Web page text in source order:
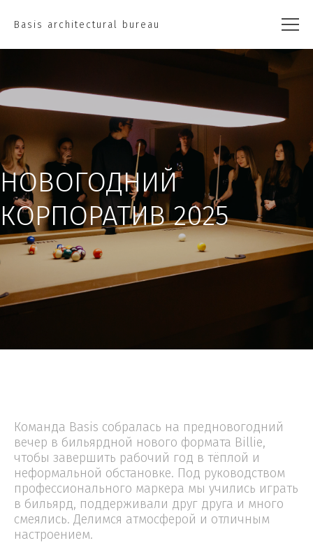
Basis architectural bureau
НОВОГОДНИЙ
КОРПОРАТИВ 2025
Команда Basis собралась на предновогодний
вечер в бильярдной нового формата Billie,
чтобы завершить рабочий год в тёплой и
неформальной обстановке. Под руководством
профессионального маркера мы учились играть
в бильярд, поддерживали друг друга и много
смеялись. Делимся атмосферой и отличным
настроением.